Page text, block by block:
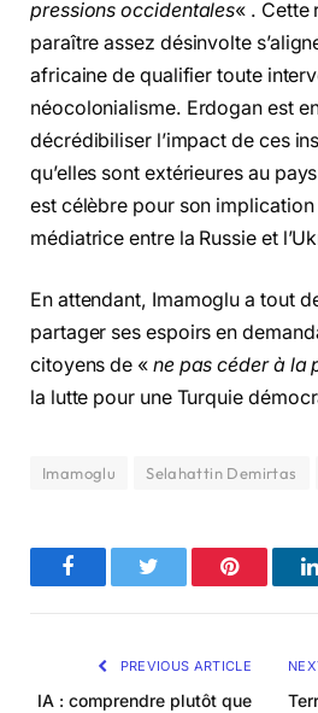
pressions occidentales« . Cette
paraître assez désinvolte
africaine de qualifier toute
néocolonialisme. Erdogan est
décrédibiliser l’impact de ces
qu’elles sont extérieures au
est célèbre pour son
médiatrice entre la Russie et
En attendant, Imamoglu a tout
partager ses espoirs en
citoyens de « ne pas céder à la
la lutte pour une Turquie
Imamoglu Selahattin Demirtas
FacebookTwitter Pinterest
PREVIOUS ARTICLE
IA : comprendre plutôt que